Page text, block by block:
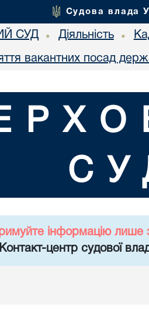
Судова влада
СУД • Діяльність •
вакантних посад
інформацію лише
центр судової